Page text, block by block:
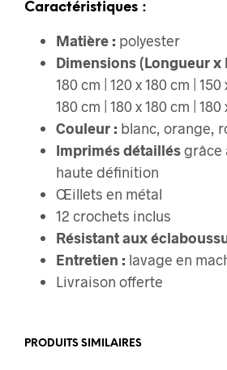
Caractéristiques :
Matière : polyester
Dimensions (Longueur x
180 cm | 120 x 180 cm | 150
180 cm | 180 x 180 cm |
Couleur : blanc, orange,
Imprimés détaillésgrâce
haute définition
Œillets en métal
12 crochets inclus
Résistant aux
Entretien : lavage en
Livraison offerte
PRODUITS SIMILAIRES